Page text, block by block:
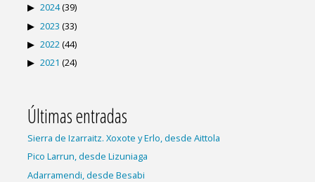
2024(39)
2023 (33)
2022(44)
2021 (24)
Últimas entradas
Sierra de Izarraitz. Xoxote y Erlo, desde Aittola
Pico Larrun, desde Lizuniaga
Adarramendi, desde Besabi